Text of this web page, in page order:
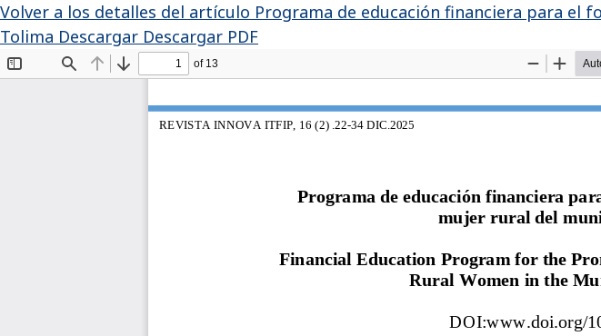
Volver a los detalles del artículo Programa de educación financiera para el
Tolima Descargar Descargar PDF